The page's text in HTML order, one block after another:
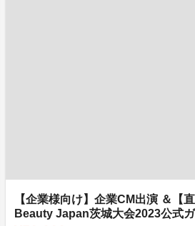
【企業様向け】企業CM出演 ＆【
Beauty Japan茨城大会2023公式